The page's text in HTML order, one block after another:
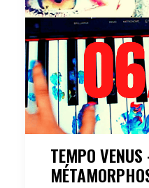
TEMPO VENUS